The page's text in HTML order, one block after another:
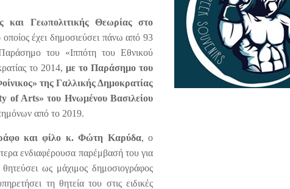
και Γεωπολιτικής Θεωρίας στο
οποίος έχει δημοσιεύσει πάνω από 93
του «Ιππότη του Εθνικού
το 2014, με το Παράσημο του
της Γαλλικής Δημοκρατίας
of Arts» του Ηνωμένου Βασιλείου
από το 2019.
και φίλο κ. Φώτη Καρύδα, ο
ενδιαφέρουσα παρέμβασή του για
ως μάχιμος δημοσιογράφος
τη θητεία του στις ειδικές